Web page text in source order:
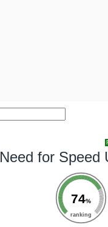
Need for Speed
74%
ranking